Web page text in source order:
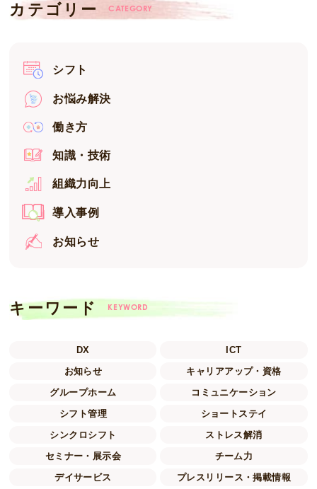
カテゴリー CATEGORY
シフト
お悩み解決
働き方
知識・技術
組織力向上
導入事例
お知らせ
キーワード KEYWORD
DX
ICT
お知らせ
キャリアアップ・資格
グループホーム
コミュニケーション
シフト管理
ショートステイ
シンクロシフト
ストレス解消
セミナー・展示会
チーム力
デイサービス
プレスリリース・掲載情報